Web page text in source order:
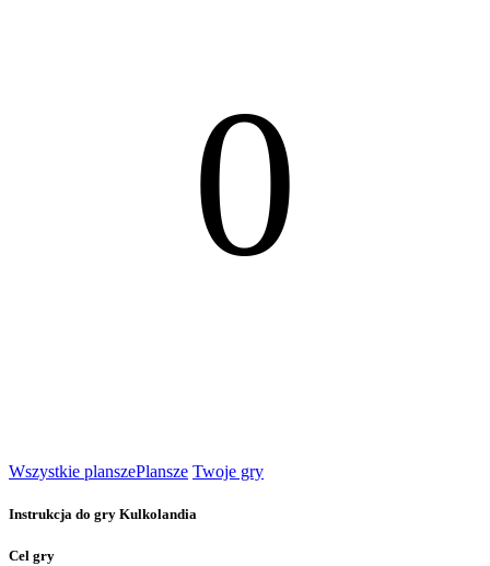
0
Wszystkie planszePlansze Twoje gry
Instrukcja do gry Kulkolandia
Cel gry